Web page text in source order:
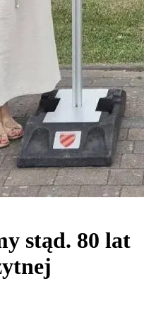
stąd. 80 lat